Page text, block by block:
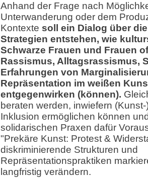
Anhand der Frage nach
Unterwanderung oder dem
Kontexte soll ein Dialog über
Strategien entstehen, wie
Schwarze Frauen und Frauen
Rassismus, Alltagsrassismus,
Erfahrungen von
Repräsentation im weißen
entgegenwirken (können).
beraten werden, inwiefern
Inklusion ermöglichen können
solidarischen Praxen dafür
"Prekäre Kunst: Protest &
diskriminierende Strukturen und
Repräsentationspraktiken
langfristig verändern.